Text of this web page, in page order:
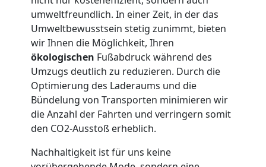
umweltfreundlich. In einer Zeit, in der das
Umweltbewusstsein stetig zunimmt, bieten
wir Ihnen die Möglichkeit, Ihren
ökologischen Fußabdruck während des
Umzugs deutlich zu reduzieren. Durch die
Optimierung des Laderaums und die
Bündelung von Transporten minimieren wir
die Anzahl der Fahrten und verringern somit
den CO2-Ausstoß erheblich.
Nachhaltigkeit ist für uns keine
Übersiedlung
Leonding
Klaviertransport
Leonding